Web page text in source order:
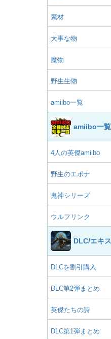
素材
大事な物
魔物
野生生物
amiibo一覧
amiibo一覧
4人の英傑amiibo
野生のエポナ
鬼神シリーズ
ウルフリンク
DLC/エキ
DLCを割引購入
DLC第2弾まとめ
英傑たちの詩
DLC第1弾まとめ